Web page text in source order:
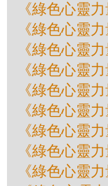
《綠色心靈
《綠色心靈
《綠色心靈
《綠色心靈
《綠色心靈
《綠色心靈
《綠色心靈
《綠色心靈
《綠色心靈